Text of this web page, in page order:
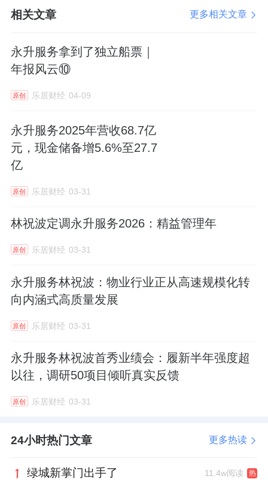
培训员工对客的多重服务力打造，大力发展业
主生活“刚需”的到家服务。李培也开始思考如
何将个人经验转化为团队动能。
他创新推出“家政服务高空作业标准”，涵盖空
调外机深度清洁、高空玻璃检测等10余项自主
研发的服务规范。通过调研百余户家庭，他独
更贴心。
由他带队培训出的“全能工程师”团队，已覆盖3
证”的技术骨干，真正实现了从“一人绝活”到“团
安全绳上的传承
从扎根一线的项目锤炼，到传承技艺的专业带
次高空抢修，始终保持“零事故”的卓越纪录，
才梯队建设的关键力量。
相关文章 更多相关文章
永升服务拿到了独立船票｜
年报风云⑩
原创 乐居财经 04-09
永升服务2025年营收68.7亿
元，现金储备增5.6%至27.7
亿
原创 乐居财经 03-31
林祝波定调永升服务2026：精益管理年
原创 乐居财经 03-31
永升服务林祝波：物业行业正从高速规模化转
向内涵式高质量发展
原创 乐居财经 03-31
永升服务林祝波首秀业绩会：履新半年强度超
以往，调研50项目倾听真实反馈
原创 乐居财经 03-31
24小时热门文章 更多热读
绿城新掌门出手了 11.4w阅读 热